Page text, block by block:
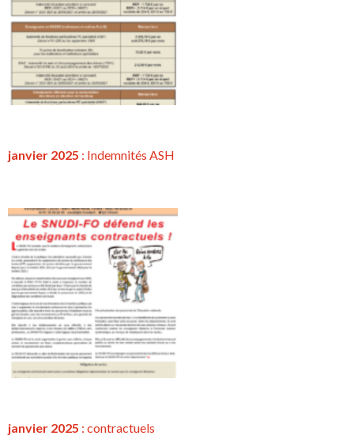
janvier 2025 : Indemnités ASH
janvier 2025 : contractuels